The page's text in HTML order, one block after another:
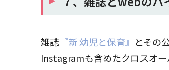
雑誌 『新 幼児と保育』 とその
Instagramも含めたクロスオー